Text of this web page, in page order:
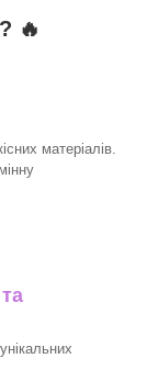
🔥
матеріалів.